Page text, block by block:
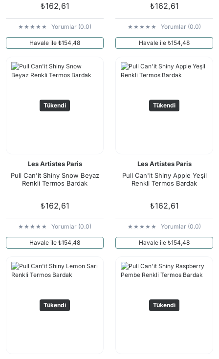
₺162,61
Yorumlar (0.0)
Havale ile ₺154,48
₺162,61
Yorumlar (0.0)
Havale ile ₺154,48
Tükendi
Les Artistes Paris
Pull Can'it Shiny Snow Beyaz
Renkli Termos Bardak
₺162,61
Yorumlar (0.0)
Havale ile ₺154,48
Tükendi
Les Artistes Paris
Pull Can'it Shiny Apple Yeşil
Renkli Termos Bardak
₺162,61
Yorumlar (0.0)
Havale ile ₺154,48
Tükendi Tükendi